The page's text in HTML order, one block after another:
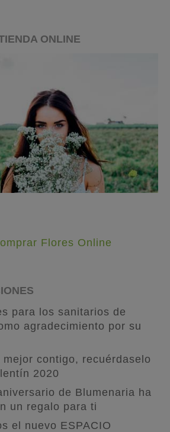
ONLINE
Flores Online
para los sanitarios de
agradecimiento por su
mejor contigo, recuérdaselo
2020
de Blumenaria ha
un regalo para ti
el nuevo ESPACIO